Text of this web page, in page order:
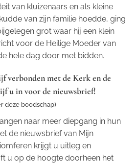
van kluizenaars en als kleine
van zijn familie hoedde, ging
grot waar hij een klein
voor de Heilige Moeder van
hele dag door met bidden.
verbonden met de Kerk en de
u in voor de nieuwsbrief!
deze boodschap)
naar meer diepgang in hun
de nieuwsbrief van Mijn
krijgt u uitleg en
u op de hoogte doorheen het